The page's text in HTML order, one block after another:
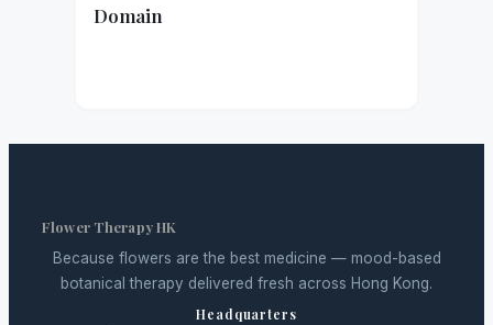
Domain
Flower Therapy HK
Because flowers are the best medicine — mood-based
botanical therapy delivered fresh across Hong Kong.
Headquarters